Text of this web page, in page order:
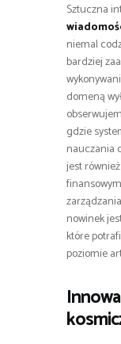
Sztuczna
niemal
bardziej
domeną
gdzie
nauczania
jest
nowinek
które
poziomie